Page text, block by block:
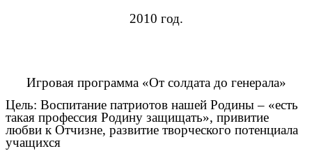
2010 год.
Игровая программа «От солдата до генерала»
Цель: Воспитание патриотов нашей Родины – «есть
такая профессия Родину защищать», привитие
любви к Отчизне, развитие творческого потенциала
учащихся